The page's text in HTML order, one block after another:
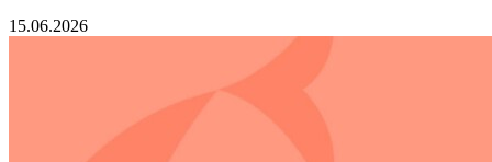
15.06.2026